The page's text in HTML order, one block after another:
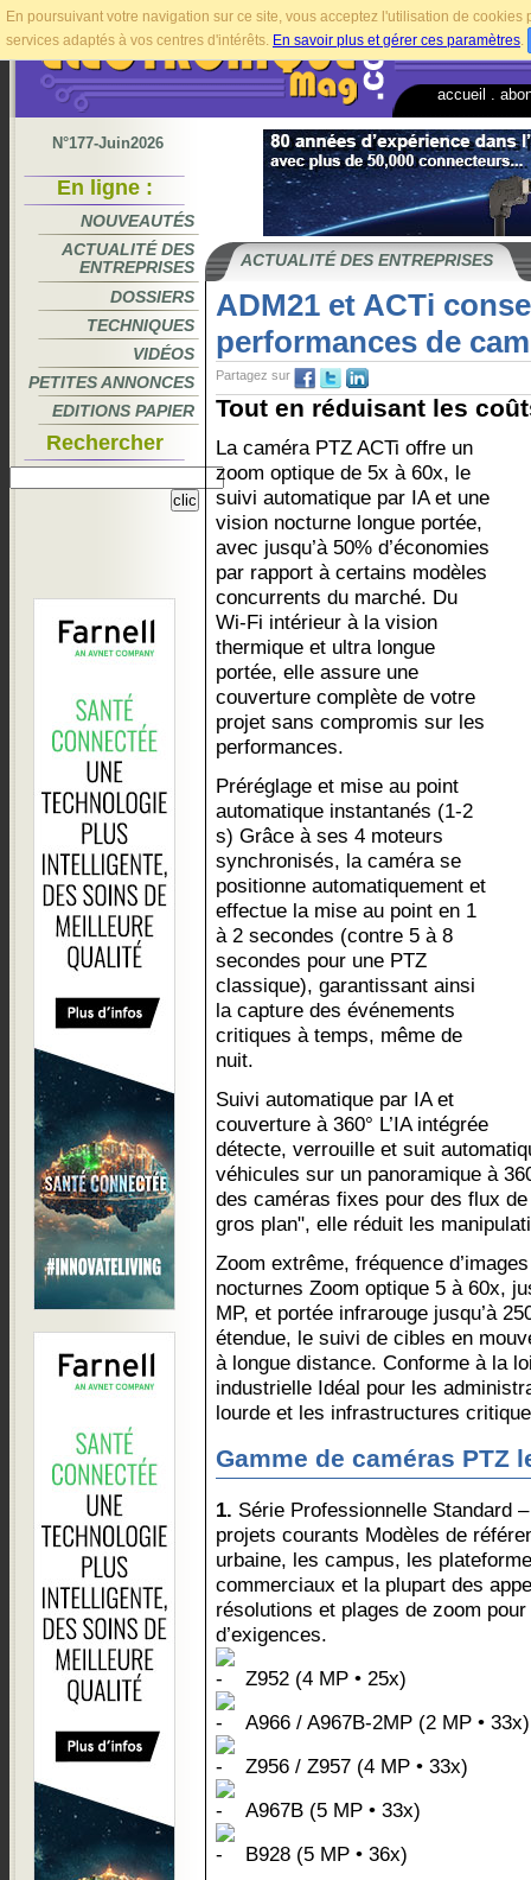
En poursuivant votre navigation sur ce site, vous acceptez l'utilisation de
services adaptés à vos centres d'intérêts. En savoir plus et gérer ces paramètres.
accueil
N°177-Juin2026
En ligne :
NOUVEAUTÉS
ACTUALITÉ DES
ENTREPRISES
DOSSIERS
TECHNIQUES
VIDÉOS
PETITES ANNONCES
EDITIONS PAPIER
Rechercher
ACTUALITÉ DES ENTREPRISES
ADM21 et ACTi
performances de
Partagez sur
Tout en réduisant les
La caméra PTZ ACTi offre un
zoom optique de 5x à 60x, le
suivi automatique par IA et une
vision nocturne longue portée,
avec jusqu’à 50% d’économies
par rapport à certains modèles
concurrents du marché. Du
Wi-Fi intérieur à la vision
thermique et ultra longue
portée, elle assure une
couverture complète de votre
projet sans compromis sur les
performances.
Préréglage et mise au point
automatique instantanés (1-2
s) Grâce à ses 4 moteurs
synchronisés, la caméra se
positionne automatiquement et
effectue la mise au point en 1
à 2 secondes (contre 5 à 8
secondes pour une PTZ
classique), garantissant ainsi
la capture des événements
critiques à temps, même de
nuit.
Suivi automatique par IA et
couverture à 360° L’IA intégrée
détecte, verrouille et suit
véhicules sur un panoramique à
des caméras fixes pour des flux
gros plan", elle réduit les
Zoom extrême, fréquence
nocturnes Zoom optique 5 à 60x,
MP, et portée infrarouge jusqu’à
étendue, le suivi de cibles en
à longue distance. Conforme à la
industrielle Idéal pour les
lourde et les infrastructures
Gamme de caméras PTZ
1. Série Professionnelle Standard
projets courants Modèles de
urbaine, les campus, les
commerciaux et la plupart des
résolutions et plages de zoom
d’exigences.
Z952 (4 MP • 25x)
A966 / A967B-2MP (2 MP • 33x)
Z956 / Z957 (4 MP • 33x)
A967B (5 MP • 33x)
B928 (5 MP • 36x)